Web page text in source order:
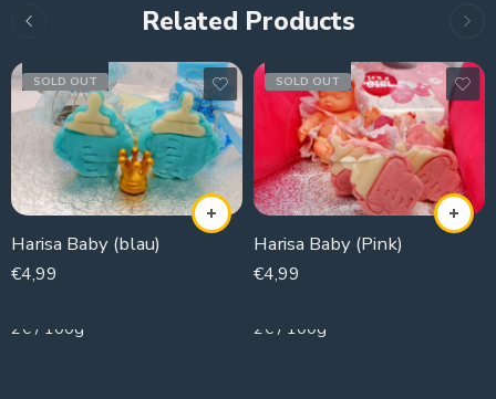
Related Products
SOLD OUT
Harisa Baby (blau)
€4,99
2€ / 100g
SOLD OUT
Harisa Baby (Pink)
€4,99
2€ / 100g